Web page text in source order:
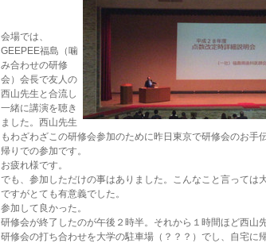
会場では、
GEEPEE福島（噛
み合わせの研修
会）会長で友人の
西山先生と合流し
一緒に講演を聴き
ました。西山先生
もわざわざこの研修会参加のために昨日東京で研修会のお手
帰りでの参加です。
お疲れ様です。
でも、参加しただけの事はありました。こんなこと言っては
ですがとても有意義でした。
参加して良かった。
研修会が終了したのが午後２時半。それから１時間ほど西山
研修会の打ち合わせを大学の駐車場（？？？）でし、自宅に帰